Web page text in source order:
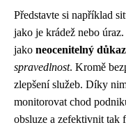
Představte si například
jako je krádež nebo
jako neocenitelný důkaz
spravedlnost. Kromě
zlepšení služeb. Díky
monitorovat chod
obsluze a zefektivnit tak